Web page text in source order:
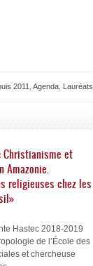
2011 Agenda Lauréats
Christianisme et
Amazonie.
religieuses chez les
Hastec 2018-2019
de l’École des
et chercheuse